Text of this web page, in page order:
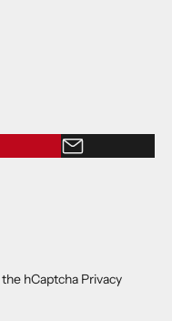
hCaptcha Privacy